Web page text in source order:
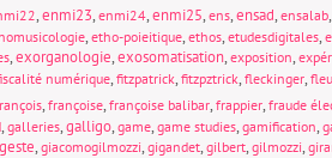
,enmi23, enmi24,enmi25, ens,ensad, ensalab,
, etho-poieitique, ethos, etudesdigitales,
,exorganologie,exosomatisation, exposition,
numérique, fitzpatrick, fitzpztrick, fleckinger,
, françoise, françoise balibar, frappier, fraude
, galleries,galligo, game, game studies, gamification,
geste, giacomogilmozzi, gigandet, gilbert, gilmozzi,